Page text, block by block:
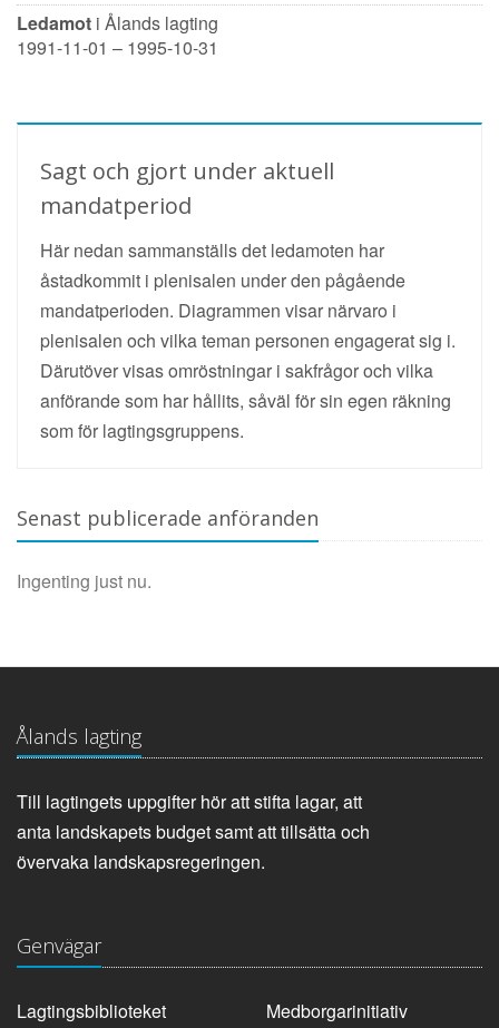
Ledamot i Ålands lagting
1991-11-01 – 1995-10-31
Sagt och gjort under aktuell
mandatperiod
Här nedan sammanställs det ledamoten har
åstadkommit i plenisalen under den pågående
mandatperioden. Diagrammen visar närvaro i
plenisalen och vilka teman personen engagerat sig i.
Därutöver visas omröstningar i sakfrågor och vilka
anförande som har hållits, såväl för sin egen räkning
som för lagtingsgruppens.
Senast publicerade anföranden
Ingenting just nu.
Ålands lagting
Till lagtingets uppgifter hör att stifta lagar, att
anta landskapets budget samt att tillsätta och
övervaka landskapsregeringen.
Genvägar
Lagtingsbiblioteket
Medborgarinitiativ